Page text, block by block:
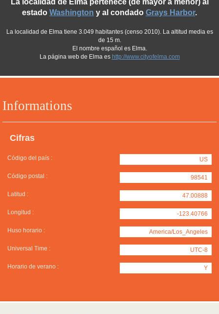
Informations
Cifras
Código del país : US
Código postal : 98541
Latitud : 47.00888
Longitud : -123.40766
Huso horario : America/Los_Angeles
Universal Time : UTC-8
Horario de verano : Y
La localidad de Elma pertenece (de mayor a menor) al
estado Washington y al condado Grays Harbor.
La localidad de Elma tiene 3.049 habitantes (censo 2010). La altitud media es
de 15 m.
El nombre español es Elma.
La página web de Elma es http://www.cityofelma.com